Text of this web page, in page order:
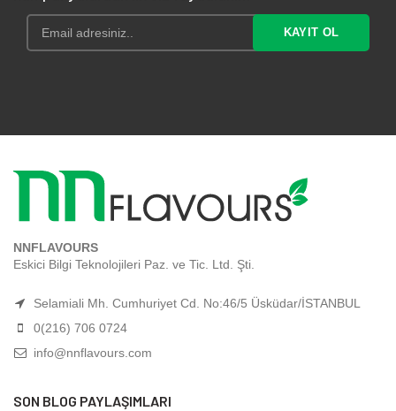
NNFLAVOURS
Eskici Bilgi Teknolojileri Paz. ve Tic. Ltd. Şti.
Selamiali Mh. Cumhuriyet Cd. No:46/5 Üsküdar/İSTANBUL
0(216) 706 0724
info@nnflavours.com
SON BLOG PAYLAŞIMLARI